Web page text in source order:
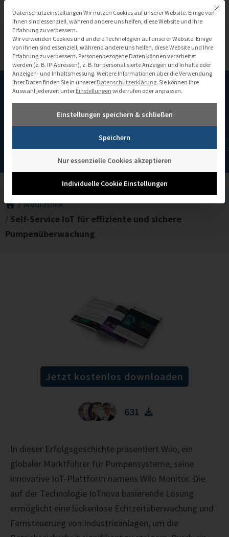
Inhalt
springen
Self-Service IoT für effiziente und
sichere Pumpenüberwachung
/Mediathek
/ Self-Service IoT für effiziente und sichere
Pumpenüberwachung
Jetzt kostenlos downloaden
631
In dieser Erfolgsgeschichte präsentiert Wilo, ein
globaler Marktführer für Pumpensysteme, seine
innovative IoT-Plattform namens Wilo Monitor. Die
auf der Technologie IoTnova basierende Lösung
ermöglicht eine lückenlose Echtzeitüberwachung und
Fernsteuerung von Industrieanlagen, um die
Mit
Datenschutzeinstellungen
Datenschutzeinstellungen Wir nutzen Cookies auf unserer Website. Einige von
ihnen sind essenziell, während andere uns helfen, diese Website und Ihre
Erfahrung zu verbessern.
Wir verwenden Cookies und andere Technologien auf unserer Website. Einige
von ihnen sind essenziell, während andere uns helfen, diese Website und Ihre
Erfahrung zu verbessern. Personenbezogene Daten können verarbeitet
werden (z. B. IP-Adressen), z. B. für personalisierte Anzeigen und Inhalte oder
Anzeigen- und Inhaltsmessung. Weitere Informationen über die Verwendung
Ihrer Daten finden Sie in unserer Datenschutzerklärung. Sie können Ihre
Auswahl jederzeit unter Einstellungen widerrufen oder anpassen.
Einstellungen speichern & schließen
Speichern
Nur essenzielle Cookies akzeptieren
Individuelle Cookie Einstellungen